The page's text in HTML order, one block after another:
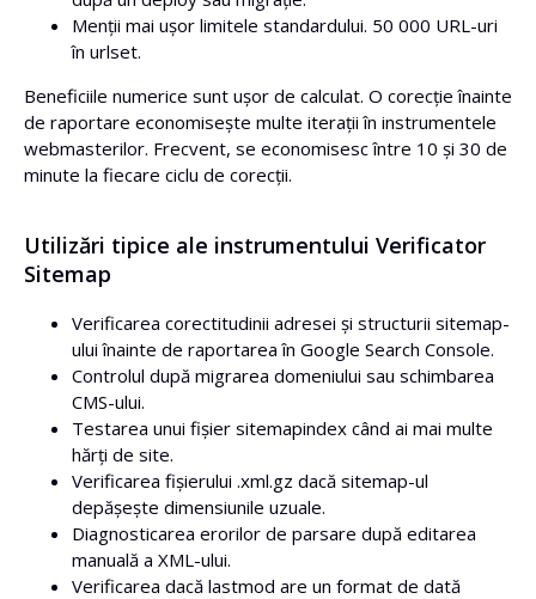
Menții mai ușor limitele standardului. 50 000 URL-uri
în urlset.
Beneficiile numerice sunt ușor de calculat. O corecție înainte
de raportare economisește multe iterații în instrumentele
webmasterilor. Frecvent, se economisesc între 10 și 30 de
minute la fiecare ciclu de corecții.
Utilizări tipice ale instrumentului Verificator
Sitemap
Verificarea corectitudinii adresei și structurii sitemap-
ului înainte de raportarea în Google Search Console.
Controlul după migrarea domeniului sau schimbarea
CMS-ului.
Testarea unui fișier sitemapindex când ai mai multe
hărți de site.
Verificarea fișierului .xml.gz dacă sitemap-ul
depășește dimensiunile uzuale.
Diagnosticarea erorilor de parsare după editarea
manuală a XML-ului.
Verificarea dacă lastmod are un format de dată